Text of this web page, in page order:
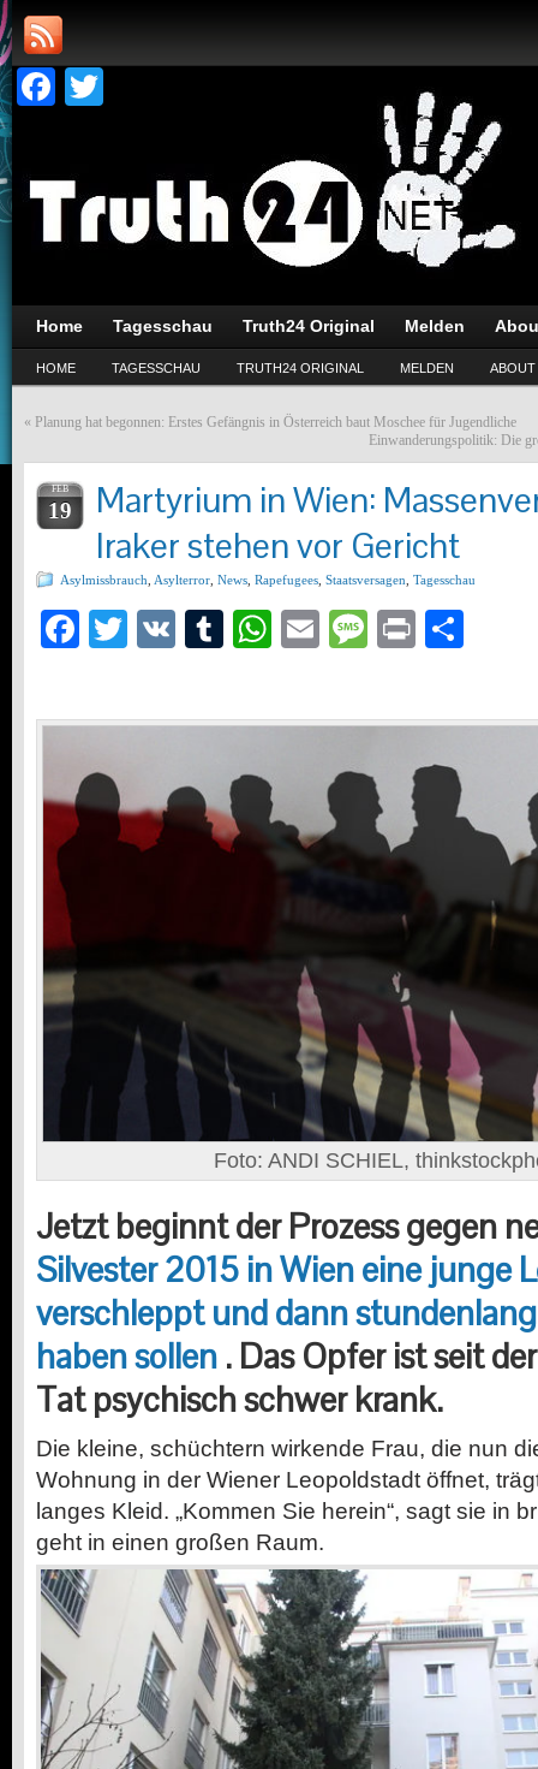
Facebook
Home Tagesschau Truth24 Original Melden
HOME TAGESSCHAU TRUTH24 ORIGINAL MELDEN ABOUT
« Planung hat begonnen: Erstes Gefängnis in Österreich baut Moschee für Jugendliche
Einwanderungspolitik: Die
FEB
19
Martyrium in Wien:
Iraker stehen vor Gericht
Asylmissbrauch Asylterror News Rapefugees Staatsversagen Tagesschau
Facebook
Twitter
VK Tumblr
WhatsApp
EmailMessage
Print
Foto: ANDI SCHIEL,
Jetzt beginnt der Prozess gegen
Silvester 2015 in Wien eine junge
verschleppt und dann
haben sollen . Das Opfer ist seit
Tat psychisch schwer krank.
Die kleine, schüchtern wirkende Frau, die nun
Wohnung in der Wiener Leopoldstadt öffnet,
langes Kleid. „Kommen Sie herein“, sagt sie in
geht in einen großen Raum.